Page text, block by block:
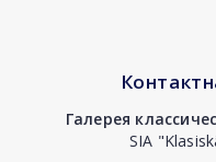
Галерея
SIA